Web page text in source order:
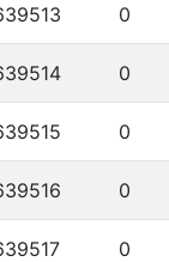
0
0
0
0
0